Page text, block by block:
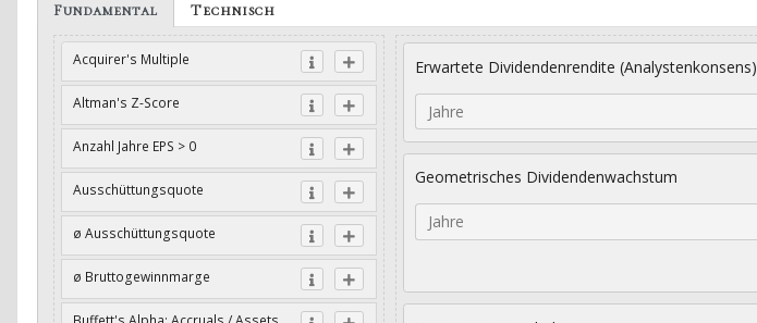
Fundamental Technisch
Acquirer's Multiple
Altman's Z-Score
Anzahl Jahre EPS > 0
Ausschüttungsquote
ø Ausschüttungsquote
ø Bruttogewinnmarge
Erwartete Dividendenrendite (Analystenkonsens)
Jahre
Geometrisches Dividendenwachstum
Jahre